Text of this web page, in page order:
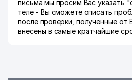
письма мы просим Вас указать
теле - Вы сможете описать
после проверки, полученные от
внесены в самые кратчайшие